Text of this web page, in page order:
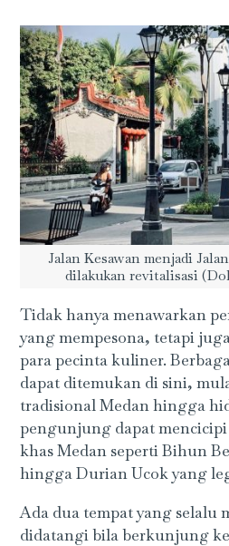
Jalan Kesawan menjadi
dilakukan revitalisasi
Tidak hanya menawarkan
yang mempesona, tetapi
para pecinta kuliner.
dapat ditemukan di sini,
tradisional Medan hingga
pengunjung dapat
khas Medan seperti Bihun
hingga Durian Ucok yang
Ada dua tempat yang selalu
didatangi bila berkunjung